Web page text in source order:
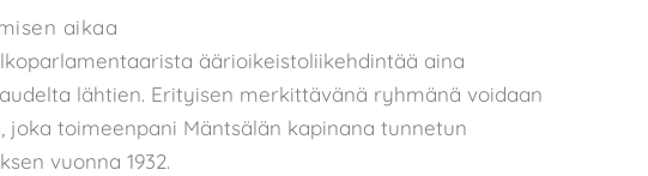
aikaa
äärioikeistoliikehdintää aina
lähtien. Erityisen merkittävänä ryhmänä voidaan
joka toimeenpani Mäntsälän kapinana tunnetun
vuonna 1932.